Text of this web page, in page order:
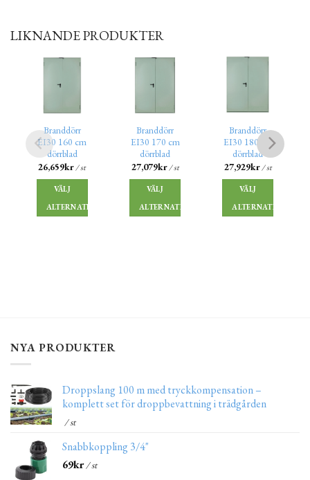
LIKNANDE PRODUKTER
Branddörr
EI30 160 cm
dörrblad
26,659kr / st
VÄLJ
ALTERNATIV
Branddörr
EI30 170 cm
dörrblad
27,079kr/ st
VÄLJ
ALTERNATIV
Branddörr
EI30 180 cm
dörrblad
27,929kr/ st
VÄLJ
ALTERNATIV
NYA PRODUKTER
Droppslang 100 m med tryckkompensation –
komplett set för droppbevattning i trädgården
/ st
Snabbkoppling 3/4"
69kr/ st